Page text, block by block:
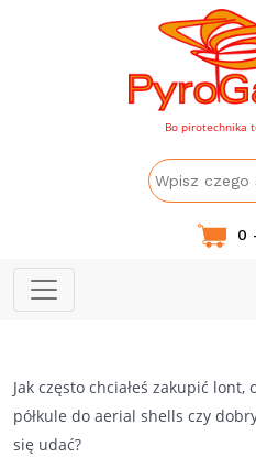
Bo pirotechnika
0
Jak często chciałeś zakupić
półkule do aerial shells czy
się udać?